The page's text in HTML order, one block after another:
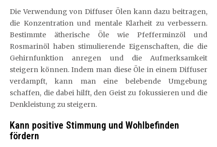
Die Verwendung von Diffuser Ölen kann dazu beitragen,
die Konzentration und mentale Klarheit zu verbessern.
Bestimmte ätherische Öle wie Pfefferminzöl und
Rosmarinöl haben stimulierende Eigenschaften, die die
Gehirnfunktion anregen und die Aufmerksamkeit
steigern können. Indem man diese Öle in einem Diffuser
verdampft, kann man eine belebende Umgebung
schaffen, die dabei hilft, den Geist zu fokussieren und die
Denkleistung zu steigern.
Kann positive Stimmung und Wohlbefinden
fördern